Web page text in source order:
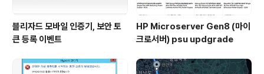
블리자드 모바일 인증기, 보안 토
큰 등록 이벤트
HP Microserver Gen8 (마이
크로서버) psu updgrade